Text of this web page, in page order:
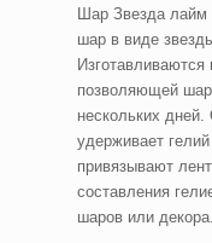
Шар Звезда лайм
шар в виде
Изготавливаются
позволяющей
нескольких
удерживает
привязывают
составления
шаров или декора.